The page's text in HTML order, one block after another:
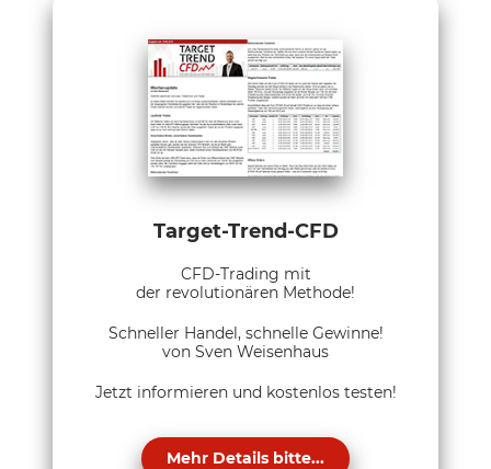
Target-Trend-CFD
CFD-Trading mit
der revolutionären Methode!
Schneller Handel, schnelle Gewinne!
von Sven Weisenhaus
Jetzt informieren und kostenlos testen!
Mehr Details bitte...